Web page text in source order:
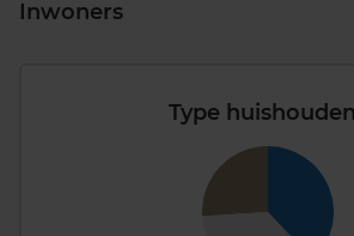
Inwoners
Type